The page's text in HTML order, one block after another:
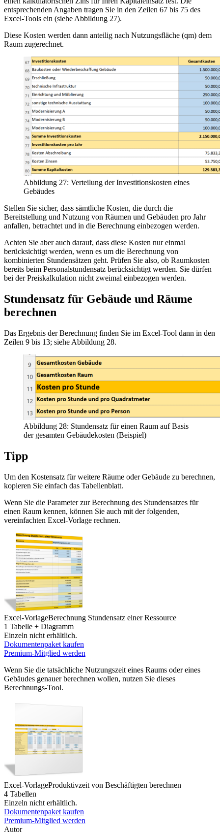
entsprechenden Angaben tragen Sie in den Zeilen 67 bis 75 des
Excel-Tools ein (siehe Abbildung 27).
Diese Kosten werden dann anteilig nach Nutzungsfläche (qm) dem
Raum zugerechnet.
Abbildung 27: Verteilung der Investitionskosten eines
Gebäudes
Stellen Sie sicher, dass sämtliche Kosten, die durch die
Bereitstellung und Nutzung von Räumen und Gebäuden pro Jahr
anfallen, betrachtet und in die Berechnung einbezogen werden.
Achten Sie aber auch darauf, dass diese Kosten nur einmal
berücksichtigt werden, wenn es um die Berechnung von
kombinierten Stundensätzen geht. Prüfen Sie also, ob Raumkosten
bereits beim Personalstundensatz berücksichtigt werden. Sie dürfen
bei der Preiskalkulation nicht zweimal einbezogen werden.
Stundensatz für Gebäude und Räume
berechnen
Das Ergebnis der Berechnung finden Sie im Excel-Tool dann in den
Zeilen 9 bis 13; siehe Abbildung 28.
Abbildung 28: Stundensatz für einen Raum auf Basis
der gesamten Gebäudekosten (Beispiel)
Tipp
Um den Kostensatz für weitere Räume oder Gebäude zu berechnen,
kopieren Sie einfach das Tabellenblatt.
Wenn Sie die Parameter zur Berechnung des Stundensatzes für
einen Raum kennen, können Sie auch mit der folgenden,
vereinfachten Excel-Vorlage rechnen.
Excel-VorlageBerechnung Stundensatz einer Ressource
1 Tabelle + Diagramm
Einzeln nicht erhältlich.
Dokumentenpaket kaufen
Premium-Mitglied werden
Wenn Sie die tatsächliche Nutzungszeit eines Raums oder eines
Gebäudes genauer berechnen wollen, nutzen Sie dieses
Berechnungs-Tool.
Excel-VorlageProduktivzeit von Beschäftigten berechnen
4 Tabellen
Einzeln nicht erhältlich.
Dokumentenpaket kaufen
Premium-Mitglied werden
Autor